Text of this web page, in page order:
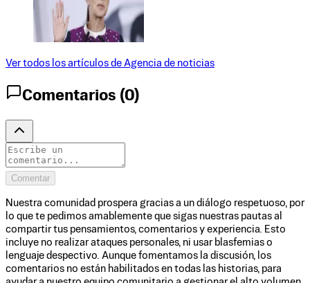
Ver todos los artículos de Agencia de noticias
Comentarios (0)
Comentar
Nuestra comunidad prospera gracias a un diálogo respetuoso, por
lo que te pedimos amablemente que sigas nuestras pautas al
compartir tus pensamientos, comentarios y experiencia. Esto
incluye no realizar ataques personales, ni usar blasfemias o
lenguaje despectivo. Aunque fomentamos la discusión, los
comentarios no están habilitados en todas las historias, para